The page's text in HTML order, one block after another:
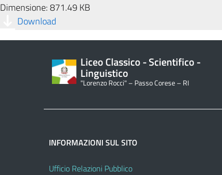
Dimensione: 871.49 KB
Download
Liceo Classico - Scientifico -
Linguistico
"Lorenzo Rocci" – Passo Corese – RI
INFORMAZIONI SUL SITO
Ufficio Relazioni Pubblico